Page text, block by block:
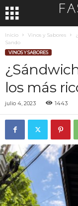
Inicio Vinos y Sabores
Sando
VINOS Y SABORES
los más
julio 4, 2023 1443